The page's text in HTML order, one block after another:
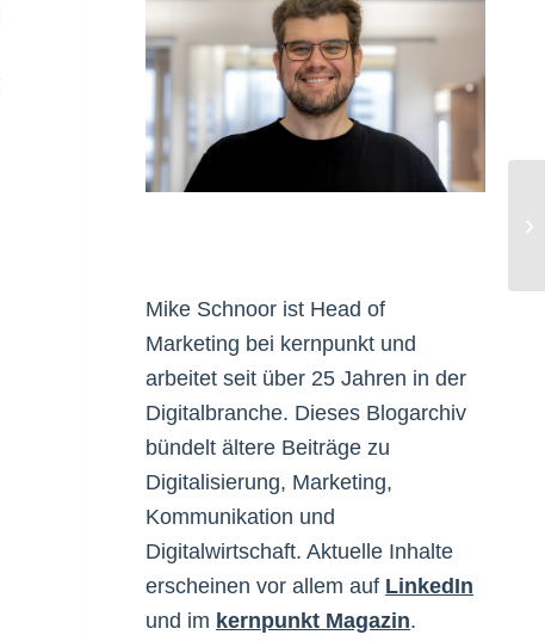
Mike Schnoor ist Head of
Marketing bei kernpunkt und
arbeitet seit über 25 Jahren in der
Digitalbranche. Dieses Blogarchiv
bündelt ältere Beiträge zu
Digitalisierung, Marketing,
Kommunikation und
Digitalwirtschaft. Aktuelle Inhalte
erscheinen vor allem auf LinkedIn
und im kernpunkt Magazin.